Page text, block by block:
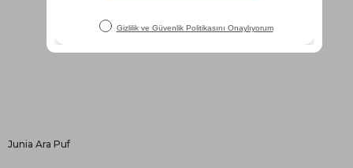
Junia Ara Puf